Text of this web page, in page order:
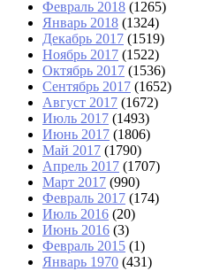
Февраль 2018 (1265)
Январь 2018 (1324)
Декабрь 2017 (1519)
Ноябрь 2017 (1522)
Октябрь 2017 (1536)
Сентябрь 2017 (1652)
Август 2017 (1672)
Июль 2017 (1493)
Июнь 2017 (1806)
Май 2017 (1790)
Апрель 2017 (1707)
Март 2017 (990)
Февраль 2017 (174)
Июль 2016 (20)
Июнь 2016 (3)
Февраль 2015 (1)
Январь 1970 (431)